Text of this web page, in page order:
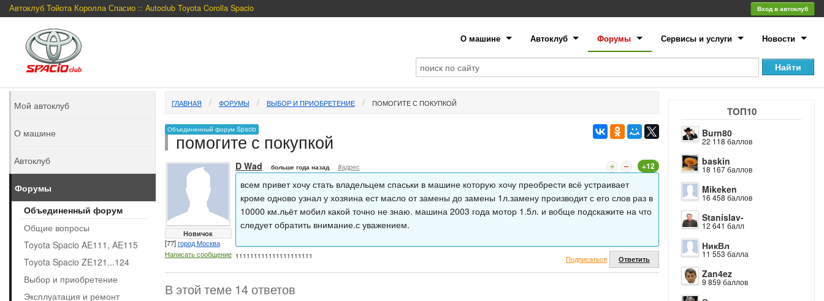
Автоклуб Тойота Королла Спасио :: Autoclub Toyota Corolla Spacio Вход в автоклуб
О машине Автоклуб Форумы Сервисы и услуги Новости
ТОП10
Burn80
22 118 баллов
baskin
18 167 баллов
Mikeken
16 458 баллов
Stanislav-
12 641 балл
НикВл
11 553 балла
Zan4ez
9 859 баллов
ГЛАВНАЯ ФОРУМЫ ВЫБОР И ПРИОБРЕТЕНИЕ ПОМОГИТЕ С ПОКУПКОЙ
Объединенный форум Spacio
помогите с покупкой
Новичок
[77]город Москва
Написать сообщение
D Wad больше года назад #адрес +12
всем привет хочу стать владельцем спаськи в машине которую хочу преобрести всё устраивает
кроме одново узнал у хозяина ест масло от замены до замены 1л.замену производит с его слов раз в
10000 км.льёт мобил какой точно не знаю. машина 2003 года мотор 1.5л. и вобще подскажите на что
следует обратить внимание.с уважением.
111111111111111111111 Подписаться Ответить
В этой теме 14 ответов
Мой автоклуб
О машине
Автоклуб
Форумы
Объединенный форум
Общие вопросы
Toyota Spacio AE111, AE115
Toyota Spacio ZE121...124
Выбор и приобретение
Эксплуатация и ремонт